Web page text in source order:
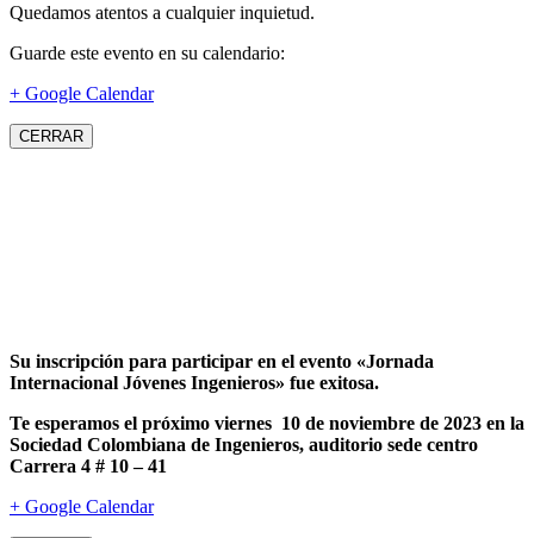
Quedamos atentos a cualquier inquietud.
Guarde este evento en su calendario:
+ Google Calendar
CERRAR
Su inscripción para participar en el evento «Jornada
Internacional Jóvenes Ingenieros» fue exitosa.
Te esperamos el próximo viernes 10 de noviembre de 2023 en la
Sociedad Colombiana de Ingenieros, auditorio sede centro
Carrera 4 # 10 – 41
+ Google Calendar